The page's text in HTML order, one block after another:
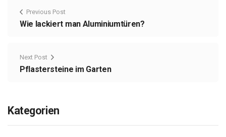
Previous Post
Wie lackiert man Aluminiumtüren?
Next Post
Pflastersteine im Garten
Kategorien